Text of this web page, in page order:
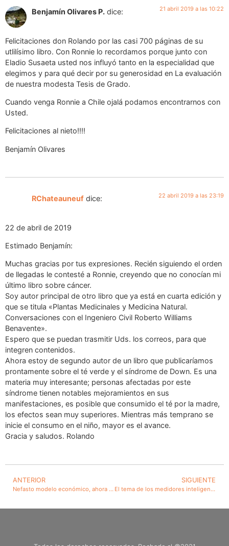
Benjamín Olivares P. dice: 21 abril 2019 a las 10:22
Felicitaciones don Rolando por las casi 700 páginas de su
utlilísimo libro. Con Ronnie lo recordamos porque junto con
Eladio Susaeta usted nos influyó tanto en la especialidad que
elegimos y para qué decir por su generosidad en La evaluación
de nuestra modesta Tesis de Grado.
Cuando venga Ronnie a Chile ojalá podamos encontrarnos con
Usted.
Felicitaciones al nieto!!!!
Benjamín Olivares
RChateauneuf dice: 22 abril 2019 a las 23:19
22 de abril de 2019
Estimado Benjamín:
Muchas gracias por tus expresiones. Recién siguiendo el orden
de llegadas le contesté a Ronnie, creyendo que no conocían mi
último libro sobre cáncer.
Soy autor principal de otro libro que ya está en cuarta edición y
que se titula «Plantas Medicinales y Medicina Natural.
Conversaciones con el Ingeniero Civil Roberto Williams
Benavente».
Espero que se puedan trasmitir Uds. los correos, para que
integren contenidos.
Ahora estoy de segundo autor de un libro que publicaríamos
prontamente sobre el té verde y el síndrome de Down. Es una
materia muy interesante; personas afectadas por este
síndrome tienen notables mejoramientos en sus
manifestaciones, es posible que consumido el té por la madre,
los efectos sean muy superiores. Mientras más temprano se
inicie el consumo en el niño, mayor es el avance.
Gracia y saludos. Rolando
ANTERIOR
Nefasto modelo económico, ahora destruye histórica y prestigiada manufacturera de calzado. Preocupante la situación futura de la economía nacional y de la industria manufacturera. Causa importante la carencia de política cambiaria y arancelaria
SIGUIENTE
El tema de los medidores inteligentes de consumos eléctricos ha creado una verdadera conmoción. Grave decisión del Gobierno de proponer rebaja del 10 por ciento de utilidad para determinación de tarifas